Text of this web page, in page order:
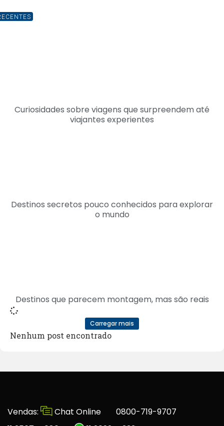
Curiosidades sobre viagens que surpreendem até
viajantes experientes
Destinos secretos pouco conhecidos para explorar
o mundo
Destinos que parecem montagem, mas são reais
Carregar mais
Nenhum post encontrado
Vendas: Chat Online
0800-719-9707